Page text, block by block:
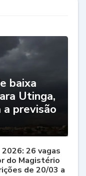
baixa
Utinga,
previsão
2026: 26 vagas
do Magistério
de 20/03 a